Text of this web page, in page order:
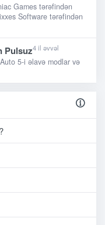
Games tərəfindən
Software tərəfindən
Pulsuz4 il əvvəl
5-i əlavə modlar və